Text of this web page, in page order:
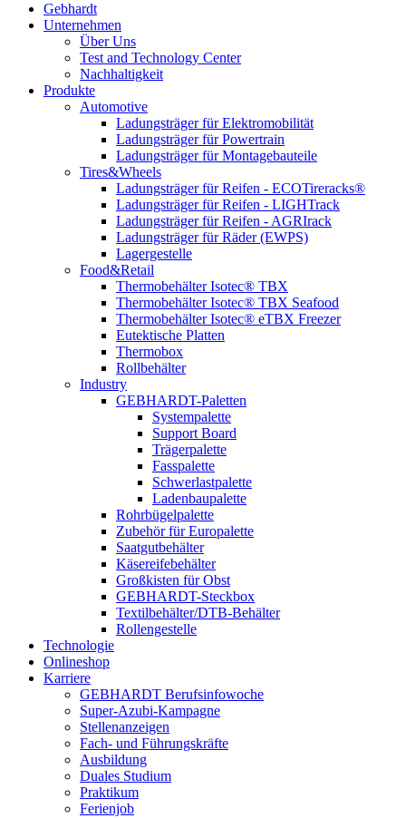
Gebhardt
Unternehmen
Über Uns
Test and Technology Center
Nachhaltigkeit
Produkte
Automotive
Ladungsträger für Elektromobilität
Ladungsträger für Powertrain
Ladungsträger für Montagebauteile
Tires&Wheels
Ladungsträger für Reifen - ECOTireracks®
Ladungsträger für Reifen - LIGHTrack
Ladungsträger für Reifen - AGRIrack
Ladungsträger für Räder (EWPS)
Lagergestelle
Food&Retail
Thermobehälter Isotec® TBX
Thermobehälter Isotec® TBX Seafood
Thermobehälter Isotec® eTBX Freezer
Eutektische Platten
Thermobox
Rollbehälter
Industry
GEBHARDT-Paletten
Systempalette
Support Board
Trägerpalette
Fasspalette
Schwerlastpalette
Ladenbaupalette
Rohrbügelpalette
Zubehör für Europalette
Saatgutbehälter
Käsereifebehälter
Großkisten für Obst
GEBHARDT-Steckbox
Textilbehälter/DTB-Behälter
Rollengestelle
Technologie
Onlineshop
Karriere
GEBHARDT Berufsinfowoche
Super-Azubi-Kampagne
Stellenanzeigen
Fach- und Führungskräfte
Ausbildung
Duales Studium
Praktikum
Ferienjob